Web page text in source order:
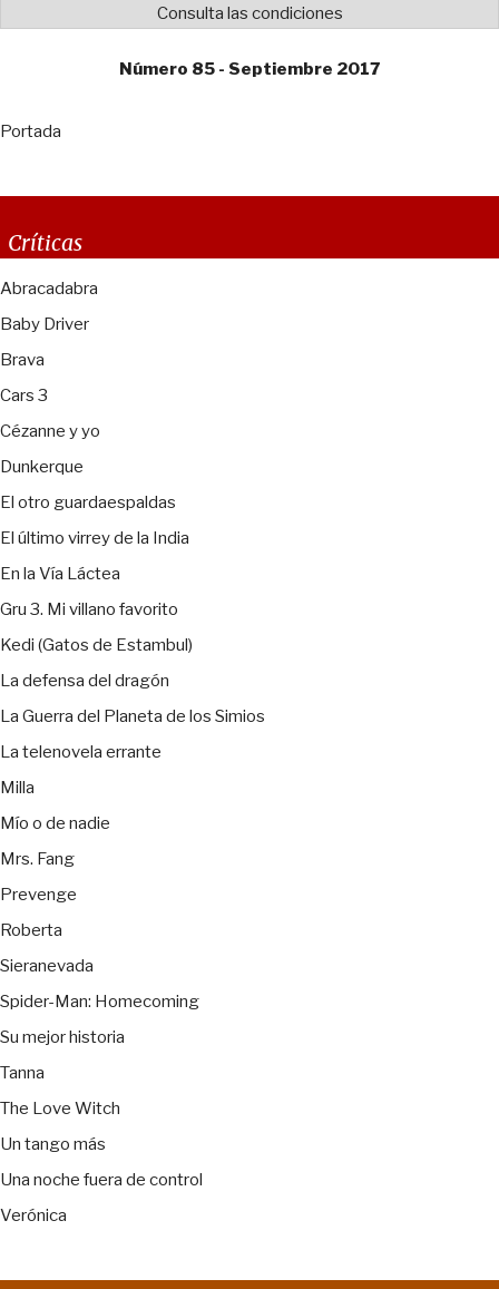
Consulta las condiciones
Número 85 - Septiembre 2017
Portada
Críticas
Abracadabra
Baby Driver
Brava
Cars 3
Cézanne y yo
Dunkerque
El otro guardaespaldas
El último virrey de la India
En la Vía Láctea
Gru 3. Mi villano favorito
Kedi (Gatos de Estambul)
La defensa del dragón
La Guerra del Planeta de los Simios
La telenovela errante
Milla
Mío o de nadie
Mrs. Fang
Prevenge
Roberta
Sieranevada
Spider-Man: Homecoming
Su mejor historia
Tanna
The Love Witch
Un tango más
Una noche fuera de control
Verónica